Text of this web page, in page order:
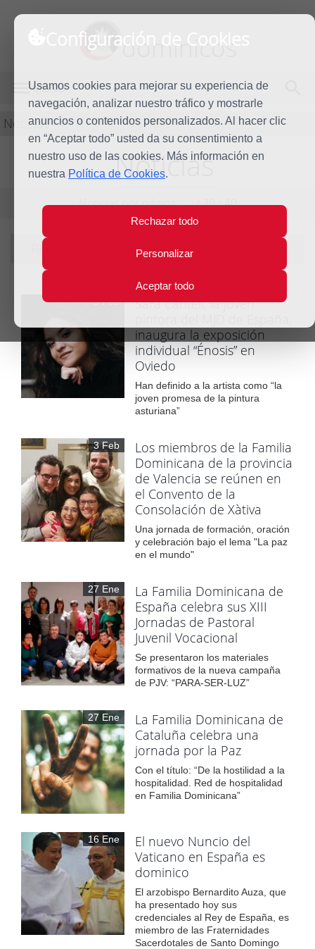
Configuración de Cookies
Usamos cookies para mejorar su experiencia de
navegación, analizar nuestro tráfico y mostrarle
anuncios o contenidos personalizados. Al hacer clic
en “Aceptar todo” usted da su consentimiento a
nuestro uso de las cookies. Más información en
nuestra Política de Cookies.
Rechazar todo
Personalizar
Aceptar todo
dominicos
MENÚ
Noticias
Noticias
Noticias por página:10/20/40
Familia Dominicana
5 Feb
Sara Canteli, la joven
inaugura la exposición
individual “Énosis” en
Oviedo
Han definido a la artista como “la
joven promesa de la pintura
asturiana”
3 Feb
Los miembros de la Familia
Dominicana de la provincia
de Valencia se reúnen en
el Convento de la
Consolación de Xàtiva
Una jornada de formación, oración
y celebración bajo el lema "La paz
en el mundo"
27 Ene
La Familia Dominicana de
España celebra sus XIII
Jornadas de Pastoral
Juvenil Vocacional
Se presentaron los materiales
formativos de la nueva campaña
de PJV: “PARA-SER-LUZ”
27 Ene
La Familia Dominicana de
Cataluña celebra una
jornada por la Paz
Con el título: “De la hostilidad a la
hospitalidad. Red de hospitalidad
en Familia Dominicana”
16 Ene
El nuevo Nuncio del
Vaticano en España es
dominico
El arzobispo Bernardito Auza, que
ha presentado hoy sus
credenciales al Rey de España, es
miembro de las Fraternidades
Sacerdotales de Santo Domingo